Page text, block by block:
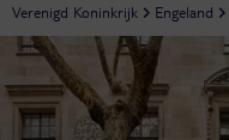
Verenigd Koninkrijk Engeland